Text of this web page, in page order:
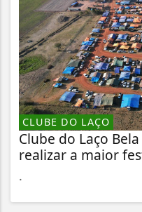
CLUBE DO LAÇO
Clube do Laço
realizar a maior
.